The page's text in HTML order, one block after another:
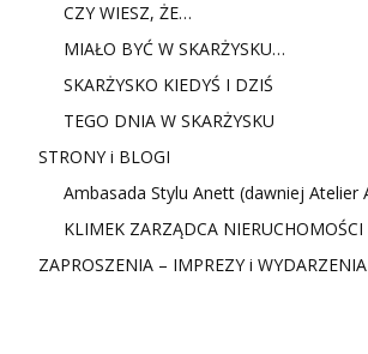
CZY WIESZ, ŻE…
MIAŁO BYĆ W SKARŻYSKU…
SKARŻYSKO KIEDYŚ I DZIŚ
TEGO DNIA W SKARŻYSKU
STRONY i BLOGI
Ambasada Stylu Anett (dawniej Atelier
KLIMEK ZARZĄDCA NIERUCHOMOŚCI
ZAPROSZENIA – IMPREZY i WYDARZENIA